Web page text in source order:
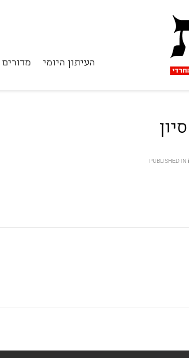
העיתון היומי